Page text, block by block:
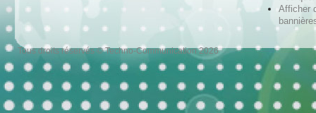
Afficher
Tous droits réservés © Techno-Communication 2026